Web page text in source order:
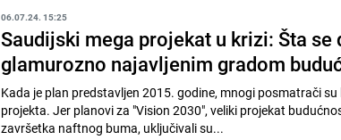
06.07.24. 15:25
Saudijski mega projekat u krizi: Šta se
glamurozno najavljenim gradom
Kada je plan predstavljen 2015. godine, mnogi posmatrači
projekta. Jer planovi za "Vision 2030", veliki projekat
završetka naftnog buma, uključivali su...